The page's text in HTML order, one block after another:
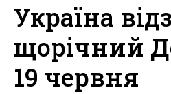
Україна
щорічний
19 червня